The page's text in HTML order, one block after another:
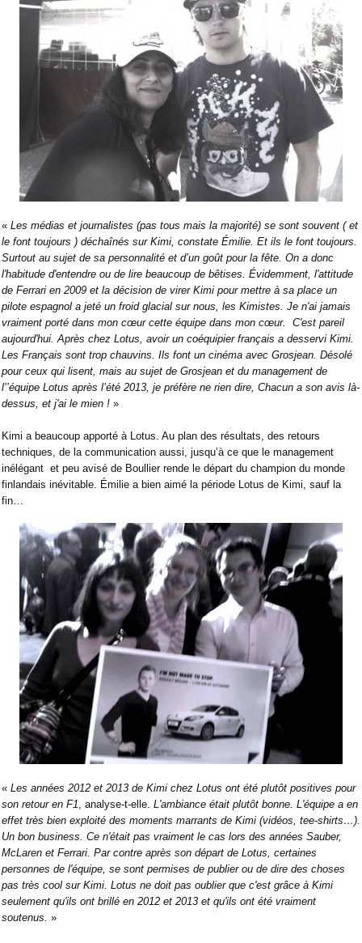
« Les médias et journalistes (pas tous mais la majorité) se sont souvent ( et
le font toujours ) déchaînés sur Kimi, constate Émilie. Et ils le font toujours.
Surtout au sujet de sa personnalité et d’un goût pour la fête. On a donc
l'habitude d'entendre ou de lire beaucoup de bêtises. Évidemment, l'attitude
de Ferrari en 2009 et la décision de virer Kimi pour mettre à sa place un
pilote espagnol a jeté un froid glacial sur nous, les Kimistes. Je n'ai jamais
vraiment porté dans mon cœur cette équipe dans mon cœur.
C'est pareil
aujourd'hui. Après chez Lotus, avoir un coéquipier français a desservi Kimi.
Les Français sont trop chauvins. Ils font un cinéma avec Grosjean. Désolé
pour ceux qui lisent, mais au sujet de Grosjean et du management de
l’’équipe Lotus après l’été 2013, je préfère ne rien dire, Chacun a son avis là-
dessus, et j'ai le mien ! »
Kimi a beaucoup apporté à Lotus. Au plan des résultats, des retours
techniques, de la communication aussi, jusqu’à ce que le management
inélégant et peu avisé de Boullier rende le départ du champion du monde
finlandais inévitable. Émilie a bien aimé la période Lotus de Kimi, sauf la
fin…
« Les années 2012 et 2013 de Kimi chez Lotus ont été plutôt positives pour
son retour en F1, analyse-t-elle. L'ambiance était plutôt bonne. L'équipe a en
effet très bien exploité des moments marrants de Kimi (vidéos, tee-shirts…).
Un bon business. Ce n'était pas vraiment le cas lors des années Sauber,
McLaren et Ferrari. Par contre après son départ de Lotus, certaines
personnes de l'équipe, se sont permises de publier ou de dire des choses
pas très cool sur Kimi. Lotus ne doit pas oublier que c'est grâce à Kimi
seulement qu'ils ont brillé en 2012 et 2013 et qu'ils ont été vraiment
soutenus. »